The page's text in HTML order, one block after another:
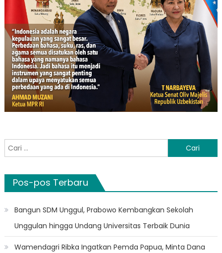
Cari
untuk:
Pos-pos Terbaru
Bangun SDM Unggul, Prabowo Kembangkan Sekolah
Unggulan hingga Undang Universitas Terbaik Dunia
Wamendagri Ribka Ingatkan Pemda Papua, Minta Dana